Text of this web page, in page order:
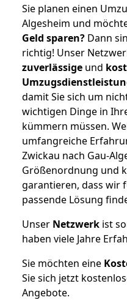
Sie planen einen
Algesheim und
Geld sparen? Dann
richtig! Unser
zuverlässige und
damit Sie sich um
wichtigen Dinge in
kümmern müssen.
umfangreiche
Zwickau nach Gau-
Größenordnung und
garantieren, dass wir
passende Lösung
Unser Netzwerk ist
haben viele Jahre
Sie möchten eine
Sie sich jetzt
Angebote.